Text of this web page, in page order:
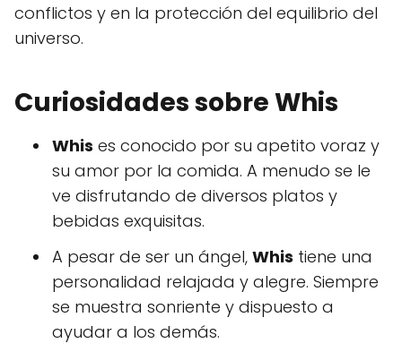
conflictos y en la protección del equilibrio del
universo.
Curiosidades sobre Whis
Whis es conocido por su apetito voraz y
su amor por la comida. A menudo se le
ve disfrutando de diversos platos y
bebidas exquisitas.
A pesar de ser un ángel, Whis tiene una
personalidad relajada y alegre. Siempre
se muestra sonriente y dispuesto a
ayudar a los demás.